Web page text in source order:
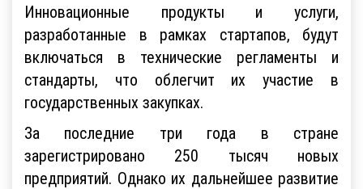
Инновационные продукты и услуги,
разработанные в рамках стартапов, будут
включаться в технические регламенты и
стандарты, что облегчит их участие в
государственных закупках.
За последние три года в стране
зарегистрировано 250 тысяч новых
предприятий. Однако их дальнейшее развитие